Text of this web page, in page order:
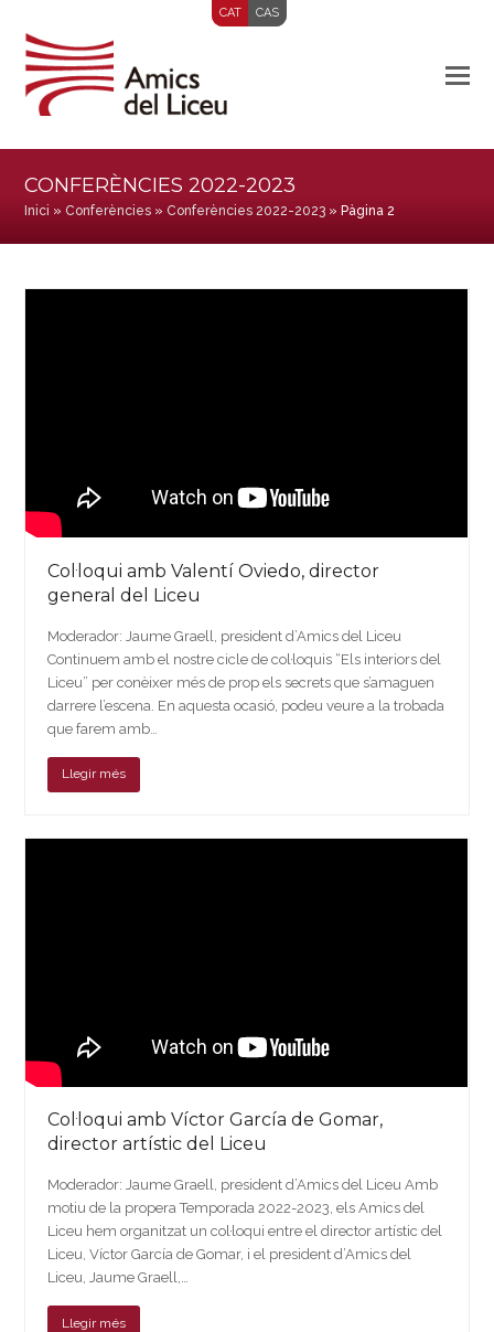
CAT CAS
CONFERÈNCIES 2022-2023
Inici » Conferències » Conferències 2022-2023 » Pàgina 2
Col·loqui amb Valentí Oviedo, director
general del Liceu
Moderador: Jaume Graell, president d’Amics del Liceu
Continuem amb el nostre cicle de col·loquis “Els interiors del
Liceu” per conèixer més de prop els secrets que s’amaguen
darrere l’escena. En aquesta ocasió, podeu veure a la trobada
que farem amb…
Llegir més
Col·loqui amb Víctor García de Gomar,
director artístic del Liceu
Moderador: Jaume Graell, president d’Amics del Liceu Amb
motiu de la propera Temporada 2022-2023, els Amics del
Liceu hem organitzat un col·loqui entre el director artístic del
Liceu, Víctor García de Gomar, i el president d’Amics del
Liceu, Jaume Graell,…
Llegir més